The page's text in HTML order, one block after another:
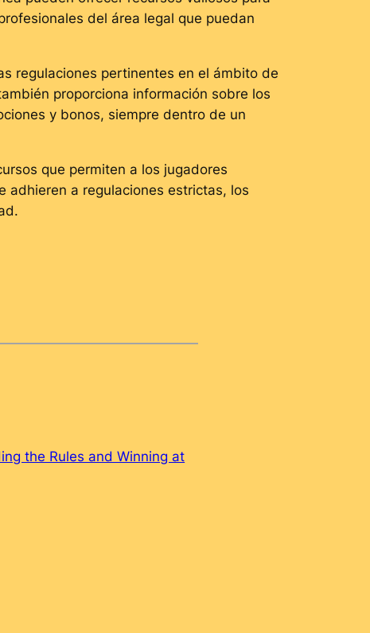
del área legal que puedan
regulaciones pertinentes en el ámbito de
proporciona información sobre los
y bonos, siempre dentro de un
que permiten a los jugadores
adhieren a regulaciones estrictas, los
the Rules and Winning at